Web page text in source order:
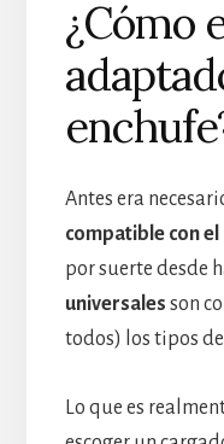
¿Cómo
Antes era
compatible con el
por suerte desde
universales son
todos) los tipos
Lo que es